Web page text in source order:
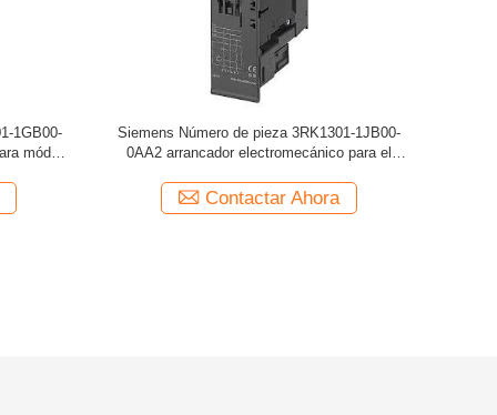
1GB00-
módulo
Siemens Número de pieza 3RK1301-1JB00-
0AA2 arrancador electromecánico para el
Contactar Ahora